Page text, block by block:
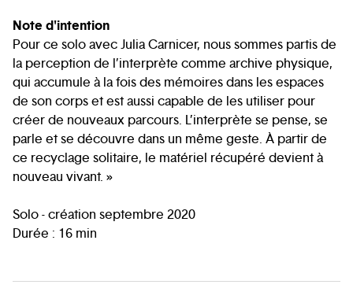
Note d'intention
Pour ce solo avec Julia Carnicer, nous sommes partis de
la perception de l’interprète comme archive physique,
qui accumule à la fois des mémoires dans les espaces
de son corps et est aussi capable de les utiliser pour
créer de nouveaux parcours. L’interprète se pense, se
parle et se découvre dans un même geste. À partir de
ce recyclage solitaire, le matériel récupéré devient à
nouveau vivant. »
Solo - création septembre 2020
Durée : 16 min